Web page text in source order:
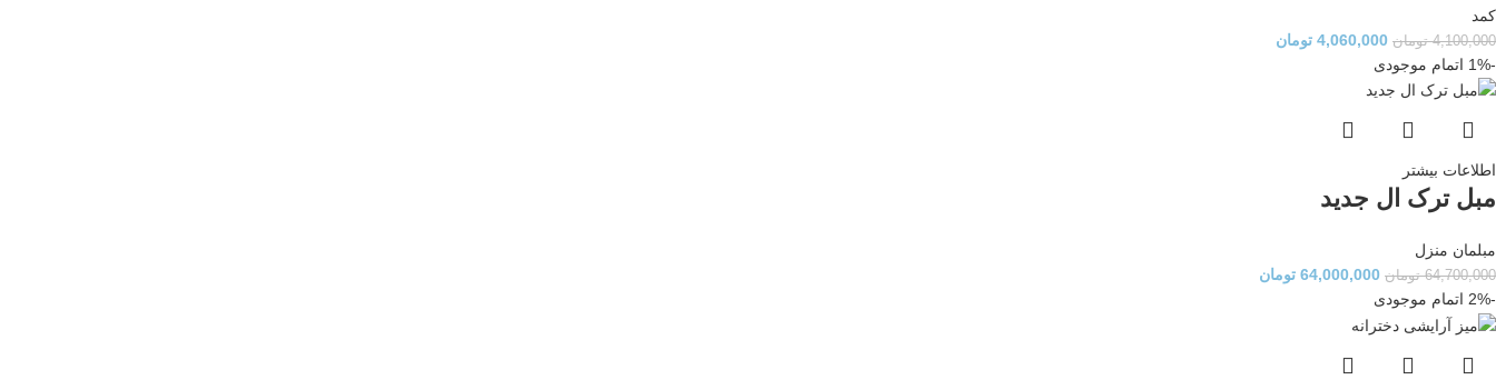
کمد
4,100,000 تومان 4,060,000 تومان
-1%
اتمام موجودی
اطلاعات بیشتر
مبل ترک ال جدید
مبلمان منزل
64,700,000 تومان 64,000,000 تومان
-2%
اتمام موجودی